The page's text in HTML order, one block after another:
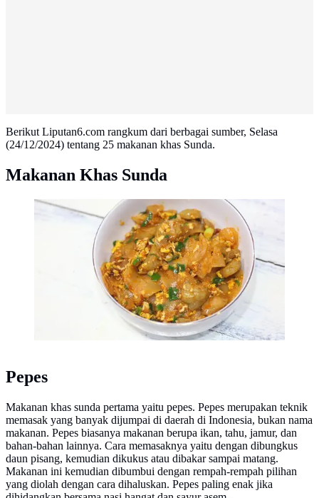
Berikut Liputan6.com rangkum dari berbagai sumber, Selasa
(24/12/2024) tentang 25 makanan khas Sunda.
Makanan Khas Sunda
ilustrasi seblak (sumber: Freepik)
Pepes
Makanan khas sunda pertama yaitu pepes. Pepes merupakan teknik
memasak yang banyak dijumpai di daerah di Indonesia, bukan nama
makanan. Pepes biasanya makanan berupa ikan, tahu, jamur, dan
bahan-bahan lainnya. Cara memasaknya yaitu dengan dibungkus
daun pisang, kemudian dikukus atau dibakar sampai matang.
Makanan ini kemudian dibumbui dengan rempah-rempah pilihan
yang diolah dengan cara dihaluskan. Pepes paling enak jika